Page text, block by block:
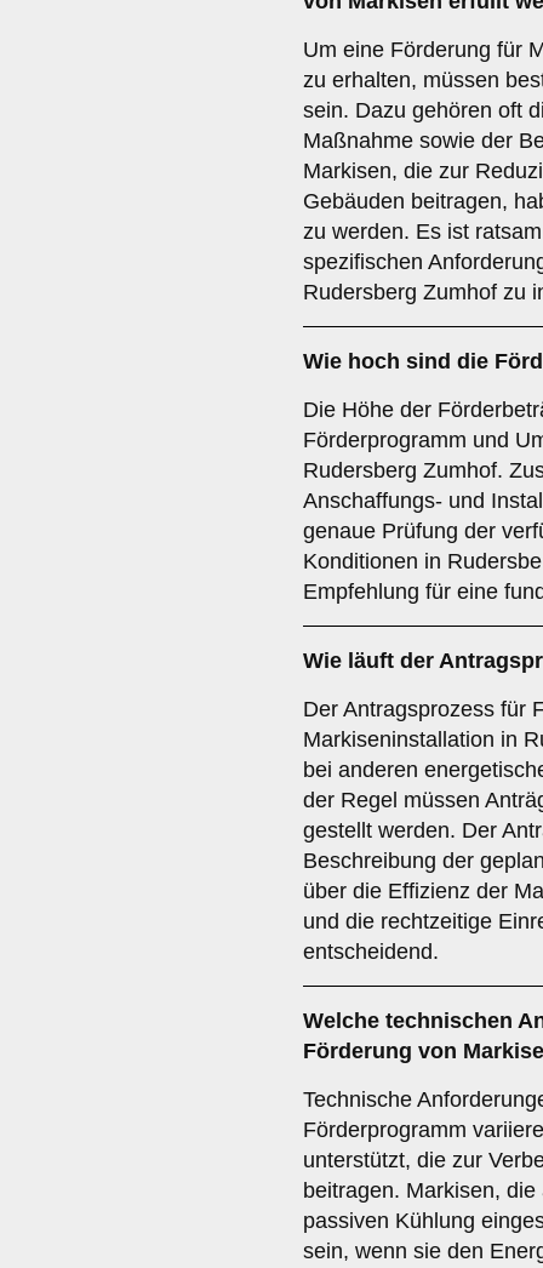
Um eine Förderung für
zu erhalten, müssen
sein. Dazu gehören oft
Maßnahme sowie der
Markisen, die zur
Gebäuden beitragen,
zu werden. Es ist
spezifischen
Rudersberg Zumhof zu
Wie hoch sind die
Die Höhe der
Förderprogramm und
Rudersberg Zumhof.
Anschaffungs- und
genaue Prüfung der
Konditionen in
Empfehlung für eine
Wie läuft der
Der Antragsprozess für
Markiseninstallation in
bei anderen
der Regel müssen
gestellt werden. Der
Beschreibung der
über die Effizienz der
und die rechtzeitige
entscheidend.
Welche technischen
Förderung von
Technische
Förderprogramm
unterstützt, die zur
beitragen. Markisen,
passiven Kühlung
sein, wenn sie den